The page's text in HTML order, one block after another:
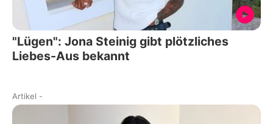
"Lügen": Jona Steinig gibt plötzliches
Liebes-Aus bekannt
Artikel -